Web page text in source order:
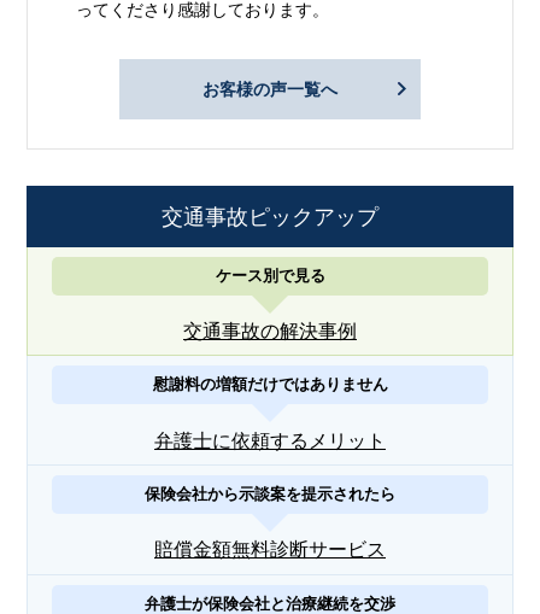
ってくださり感謝しております。
お客様の声一覧へ
交通事故ピックアップ
ケース別で見る
交通事故の解決事例
慰謝料の増額だけではありません
弁護士に依頼するメリット
保険会社から示談案を提示されたら
賠償金額無料診断サービス
弁護士が保険会社と治療継続を交渉